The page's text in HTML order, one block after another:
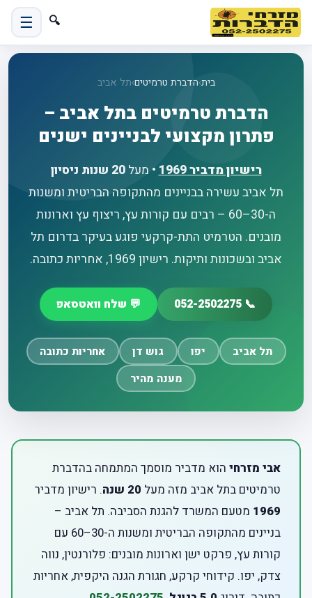
🔍
☰
בית›הדברת טרמיטים›תל אביב
הדברת טרמיטים בתל אביב –
פתרון מקצועי לבניינים ישנים
רישיון מדביר1969• מעל20 שנות ניסיון
תל אביב עשירה בבניינים מהתקופה הבריטית ומשנות
ה-30–60 – רבים עם קורות עץ, ריצוף עץ וארונות
מובנים. הטרמיט התת-קרקעי פוגע בעיקר בדרום תל
אביב ובשכונות ותיקות. רישיון 1969, אחריות כתובה.
📞 052-2502275 💬 שלח וואטסאפ
תל אביב יפו גוש דן
אחריות כתובה
מענה מהיר
אבי מזרחי הוא מדביר מוסמך המתמחה בהדברת
טרמיטים בתל אביב מזה מעל 20 שנה
. רישיון מדביר
1969 מטעם המשרד להגנת הסביבה. תל אביב –
בניינים מהתקופה הבריטית ומשנות ה-30–60 עם
קורות עץ, פרקט ישן וארונות מובנים: פלורנטין, נווה
צדק, יפו. קידוחי קרקע, חגורת הגנה היקפית, אחריות